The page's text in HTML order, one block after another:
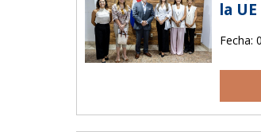
la UE
Fecha: